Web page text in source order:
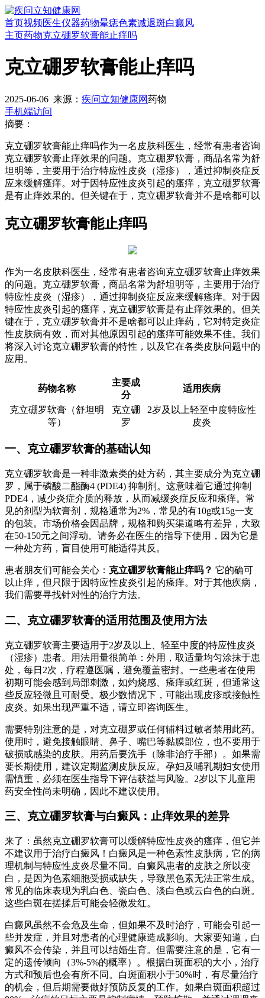
首页视频医生仪器药物晕痣色素减退斑白癜风
主页药物克立硼罗软膏能止痒吗
克立硼罗软膏能止痒吗
2025-06-06 来源： 疾问立知健康网药物
手机端访问
摘要：
克立硼罗软膏能止痒吗作为一名皮肤科医生，经常有患者咨询
克立硼罗软膏止痒效果的问题。克立硼罗软膏，商品名常为舒
坦明等，主要用于治疗特应性皮炎（湿疹），通过抑制炎症反
应来缓解瘙痒。对于因特应性皮炎引起的瘙痒，克立硼罗软膏
是有止痒效果的。但关键在于，克立硼罗软膏并不是啥都可以
克立硼罗软膏能止痒吗
作为一名皮肤科医生，经常有患者咨询克立硼罗软膏止痒效果
的问题。克立硼罗软膏，商品名常为舒坦明等，主要用于治疗
特应性皮炎（湿疹），通过抑制炎症反应来缓解瘙痒。对于因
特应性皮炎引起的瘙痒，克立硼罗软膏是有止痒效果的。但关
键在于，克立硼罗软膏并不是啥都可以止痒药，它对特定炎症
性皮肤病有效，而对其他原因引起的瘙痒可能效果不佳。我们
将深入讨论克立硼罗软膏的特性，以及它在各类皮肤问题中的
应用。
药物名称
主要成
分
适用疾病
克立硼罗软膏（舒坦明
等）
克立硼
罗
2岁及以上轻至中度特应性
皮炎
一、克立硼罗软膏的基础认知
克立硼罗软膏是一种非激素类的处方药，其主要成分为克立硼
罗，属于磷酸二酯酶4 (PDE4) 抑制剂。这意味着它通过抑制
PDE4，减少炎症介质的释放，从而减缓炎症反应和瘙痒。常
见的剂型为软膏剂，规格通常为2%，常见的有10g或15g一支
的包装。市场价格会因品牌，规格和购买渠道略有差异，大致
在50-150元之间浮动。请务必在医生的指导下使用，因为它是
一种处方药，盲目使用可能适得其反。
患者朋友们可能会关心： 克立硼罗软膏能止痒吗？ 它的确可
以止痒，但只限于因特应性皮炎引起的瘙痒。对于其他疾病，
我们需要寻找针对性的治疗方法。
二、克立硼罗软膏的适用范围及使用方法
克立硼罗软膏主要适用于2岁及以上、轻至中度的特应性皮炎
（湿疹）患者。用法用量很简单：外用，取适量均匀涂抹于患
处，每日2次，疗程遵医嘱，避免覆盖密封。一些患者在使用
初期可能会感到局部刺激，如灼烧感、瘙痒或红斑，但通常这
些反应轻微且可耐受。极少数情况下，可能出现皮疹或接触性
皮炎。如果出现严重不适，请立即咨询医生。
需要特别注意的是，对克立硼罗或任何辅料过敏者禁用此药。
使用时，避免接触眼睛、鼻子、嘴巴等黏膜部位，也不要用于
破损或感染的皮肤。用药后要洗手（除非治疗手部）。如果需
要长期使用，建议定期监测皮肤反应。孕妇及哺乳期妇女使用
需慎重，必须在医生指导下评估获益与风险。2岁以下儿童用
药安全性尚未明确，因此不建议使用。
三、克立硼罗软膏与白癜风：止痒效果的差异
来了：虽然克立硼罗软膏可以缓解特应性皮炎的瘙痒，但它并
不建议用于治疗白癜风！白癜风是一种色素性皮肤病，它的病
理机制与特应性皮炎尽量不同。白癜风患者的皮肤之所以变
白，是因为色素细胞受损或缺失，导致黑色素无法正常生成。
常见的临床表现为乳白色、瓷白色、淡白色或云白色的白斑。
这些白斑在搓揉后可能会轻微发红。
白癜风虽然不会危及生命，但如果不及时治疗，可能会引起一
些并发症，并且对患者的心理健康造成影响。大家要知道，白
癜风不会传染，并且可以结婚生育。但需要注意的是，它有一
定的遗传倾向（3%-5%的概率）。根据白斑面积的大小，治疗
方式和预后也会有所不同。白斑面积小于50%时，有尽量治疗
的机会，但后期需要做好预防反复的工作。如果白斑面积超过